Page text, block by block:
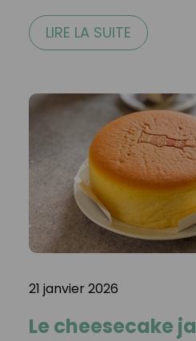
LIRE LA SUITE
21 janvier 2026
Le cheesecake